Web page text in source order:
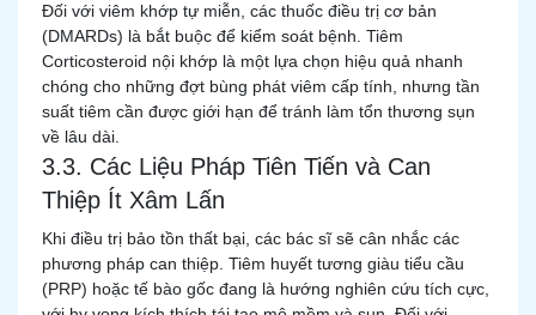
Đối với viêm khớp tự miễn, các thuốc điều trị cơ bản
(DMARDs) là bắt buộc để kiểm soát bệnh. Tiêm
Corticosteroid nội khớp là một lựa chọn hiệu quả nhanh
chóng cho những đợt bùng phát viêm cấp tính, nhưng tần
suất tiêm cần được giới hạn để tránh làm tổn thương sụn
về lâu dài.
3.3. Các Liệu Pháp Tiên Tiến và Can
Thiệp Ít Xâm Lấn
Khi điều trị bảo tồn thất bại, các bác sĩ sẽ cân nhắc các
phương pháp can thiệp. Tiêm huyết tương giàu tiểu cầu
(PRP) hoặc tế bào gốc đang là hướng nghiên cứu tích cực,